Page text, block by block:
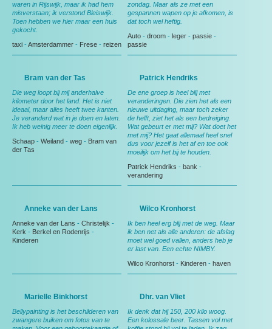
waren in Rijswijk, maar ik had hem
misverstaan; ik verstond Bleiswijk.
Toen hebben we hier maar een huis
gekocht.
taxi - Amsterdammer - Frese - reizen
zondag. Maar als ze met een
gespannen wapen op je afkomen, is
dat toch wel heftig.
Auto - droom - leger - passie -
passie
Bram van der Tas
Die weg loopt bij mij anderhalve
kilometer door het land. Het is niet
ideaal, maar alles heeft twee kanten.
Je veranderd wat in je doen en laten.
Ik heb weinig meer te doen eigenlijk.
Schaap - Weiland - weg - Bram van
der Tas
Patrick Hendriks
De ene groep is heel blij met
veranderingen. Die zien het als een
nieuwe uitdaging, maar toch zeker
de helft, ziet het als een bedreiging.
Wat gebeurt er met mij? Wat doet het
met mij? Het gaat allemaal heel snel
dus voor jezelf is het af en toe ook
moeilijk om het bij te houden.
Patrick Hendriks - bank -
verandering
Anneke van der Lans
Anneke van der Lans - Christelijk -
Kerk - Berkel en Rodenrijs -
Kinderen
Wilco Kronhorst
Ik ben heel erg blij met de weg. Maar
ik ben net als alle anderen: de afslag
moet wel goed vallen, anders heb je
er last van. Een echte NIMBY.
Wilco Kronhorst - Kinderen - haven
Marielle Binkhorst
Bellypainting is het beschilderen van
zwangere buiken om fotos van te
Dhr. van Vliet
Ik denk dat hij 150, 200 kilo woog.
Een kolossale beer. Tassen vol met